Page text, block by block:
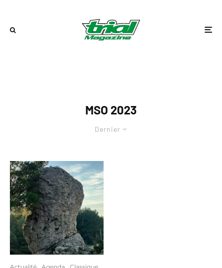
MSO 2023
Dernier